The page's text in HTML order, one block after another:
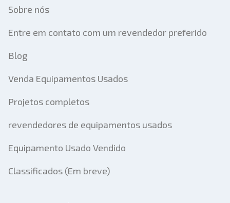
Sobre nós
Entre em contato com um revendedor preferido
Blog
Venda Equipamentos Usados
Projetos completos
revendedores de equipamentos usados
Equipamento Usado Vendido
Classificados (Em breve)